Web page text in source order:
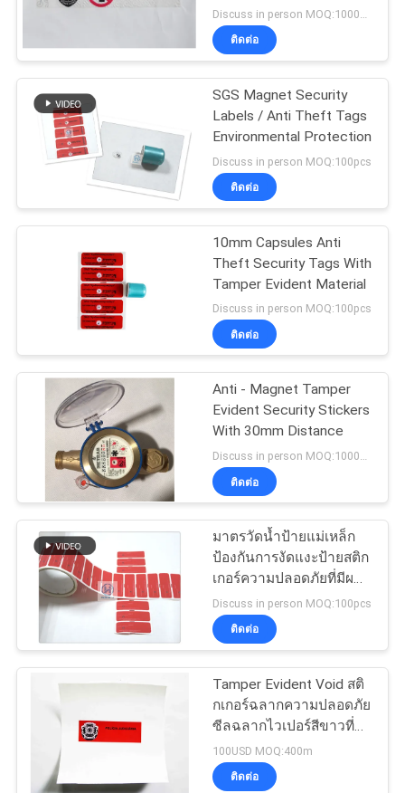
ทัวร์
โรงงาน
ควบคุม
คุณภาพ
ติดต่อ
ขอ
เสนอ
ราคา
แผนผัง
เว็บไซต์
นโยบาย
ความ
ส่วน
Material
ติดต่อ
SGS Magnet Security
Labels / Anti Theft Tags
Environmental Protection
Discuss in person MOQ:100pcs
ติดต่อ
10mm Capsules Anti
Theft Security Tags With
Tamper Evident Material
Discuss in person MOQ:100pcs
ติดต่อ
Anti - Magnet Tamper
Evident Security Stickers
With 30mm Distance
Discuss in person MOQ:1000pcs
ติดต่อ
มาตรวัดน้ำป้ายแม่เหล็ก
ป้องกันการงัดแงะป้ายสติก
เกอร์ความปลอดภัยที่มีผลก
ระทบต่อต้านแม่เหล็ก
Discuss in person MOQ:100pcs
ติดต่อ
Tamper Evident Void สติ
กเกอร์ฉลากความปลอดภัย
ซีลฉลากไวเปอร์สีขาวที่
เห็นได้ชัดเจน
100USD MOQ:400m
ติดต่อ